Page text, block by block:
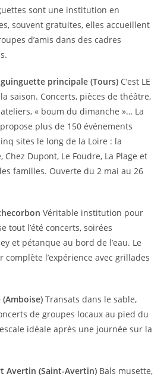
sont une institution en
souvent gratuites, elles accueillent
d’amis dans des cadres
principale (Tours) C’est LE
saison. Concerts, pièces de théâtre,
« boum du dimanche »… La
plus de 150 événements
sites le long de la Loire : la
Dupont, Le Foudre, La Plage et
familles. Ouverte du 2 mai au 26
Véritable institution pour
tout l’été concerts, soirées
et pétanque au bord de l’eau. Le
complète l’expérience avec grillades
(Amboise) Transats dans le sable,
de groupes locaux au pied du
idéale après une journée sur la
Avertin (Saint-Avertin) Bals musette,